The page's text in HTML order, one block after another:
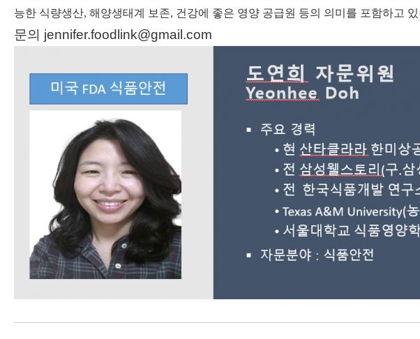
능한 식량생산, 해양생태계 보존, 건강에 좋은 영양 공급원 등의 의미를 포함하고
문의 jennifer.foodlink@gmail.com